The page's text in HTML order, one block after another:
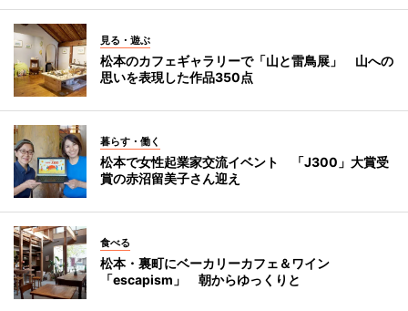
見る・遊ぶ
松本のカフェギャラリーで「山と雷鳥展」 山への
思いを表現した作品350点
暮らす・働く
松本で女性起業家交流イベント 「J300」大賞受
賞の赤沼留美子さん迎え
食べる
松本・裏町にベーカリーカフェ＆ワイン
「escapism」 朝からゆっくりと